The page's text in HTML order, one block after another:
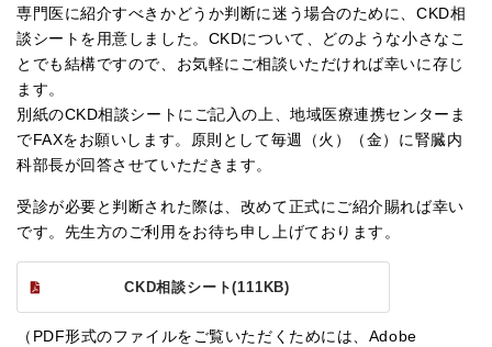
専門医に紹介すべきかどうか判断に迷う場合のために、CKD相
談シートを用意しました。CKDについて、どのような小さなこ
とでも結構ですので、お気軽にご相談いただければ幸いに存じ
ます。
別紙のCKD相談シートにご記入の上、地域医療連携センターま
でFAXをお願いします。原則として毎週（火）（金）に腎臓内
科部長が回答させていただきます。
受診が必要と判断された際は、改めて正式にご紹介賜れば幸い
です。先生方のご利用をお待ち申し上げております。
CKD相談シート(111KB)
（PDF形式のファイルをご覧いただくためには、Adobe